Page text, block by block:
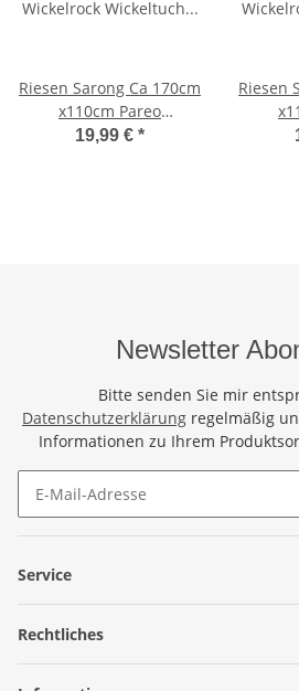
Riesen Sarong Ca 170cm
x110cm Pareo
Wickelrock Wickeltuch
19,99 € *
Riesen
Newsletter
Bitte senden Sie mir
Datenschutzerklärung regelmäßig
Informationen zu Ihrem
Service
Rechtliches